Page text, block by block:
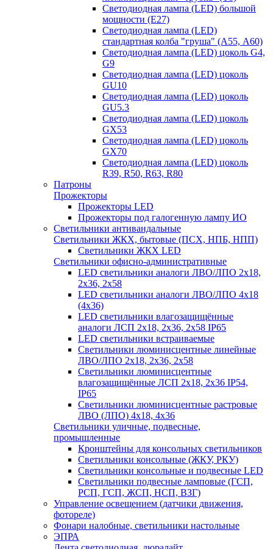
Светодиодная лампа (LED) большой
мощности (Е27)
Светодиодная лампа (LED)
стандартная колба "груша" (А55, А60)
Светодиодная лампа (LED) цоколь G4,
G9
Светодиодная лампа (LED) цоколь
GU10
Светодиодная лампа (LED) цоколь
GU5.3
Светодиодная лампа (LED) цоколь
GX53
Светодиодная лампа (LED) цоколь
GX70
Светодиодная лампа (LED) цоколь
R39, R50, R63, R80
Патроны
Прожекторы
Прожекторы LED
Прожекторы под галогенную лампу ИО
Светильники антивандальные
Светильники ЖКХ, бытовые (ПСХ, НПБ, НПП)
Светильники ЖКХ LED
Светильники офисно-административные
LED светильники аналоги ЛВО/ЛПО 2х18,
2х36, 2х58
LED светильники аналоги ЛВО/ЛПО 4х18
(4х36)
LED светильники влагозащищённые
аналоги ЛСП 2х18, 2х36, 2х58 IP65
LED светильники встраиваемые
Светильники люминисцентные линейные
ЛВО/ЛПО 2х18, 2х36, 2х58
Светильники люминисцентные
влагозащищённые ЛСП 2х18, 2х36 IP54,
IP65
Светильники люминисцентные растровые
ЛВО (ЛПО) 4х18, 4х36
Светильники уличные, подвесные,
промышленные
Кронштейны для консольных светильников
Светильники консольные (ЖКУ, РКУ)
Светильники консольные и подвесные LED
Светильники подвесные ламповые (ГСП,
РСП, ГСП, ЖСП, НСП, ВЗГ)
Управление освещением (датчики движения,
фотореле)
Фонари налобные, светильники настольные
ЭПРА